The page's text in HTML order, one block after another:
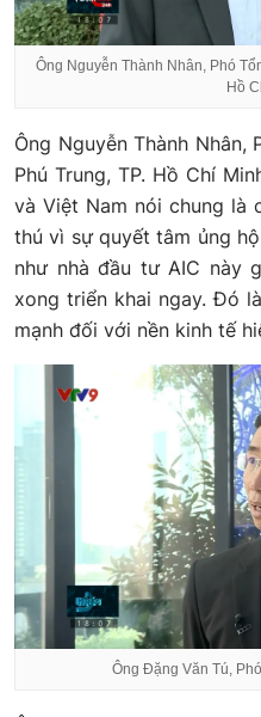
Ông Nguyễn Thành Nhân, Phó
Hồ
Ông Nguyễn Thành Nhân,
Phú Trung, TP. Hồ Chí
và Việt Nam nói chung là
thú vì sự quyết tâm ủng
như nhà đầu tư AIC này
xong triển khai ngay. Đó
mạnh đối với nền kinh tế
Ông Đặng Văn Tú,